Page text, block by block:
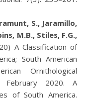
S., Jaramillo,
M.B., Stiles, F.G.,
A Classification of
South American
Ornithological
February 2020. A
of South America.